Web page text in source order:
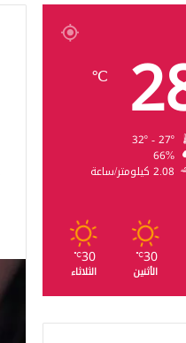
℃
66%
2.08 كيلومتر/ساعة
30
℃
الأثنين
30
℃
الثلاثاء